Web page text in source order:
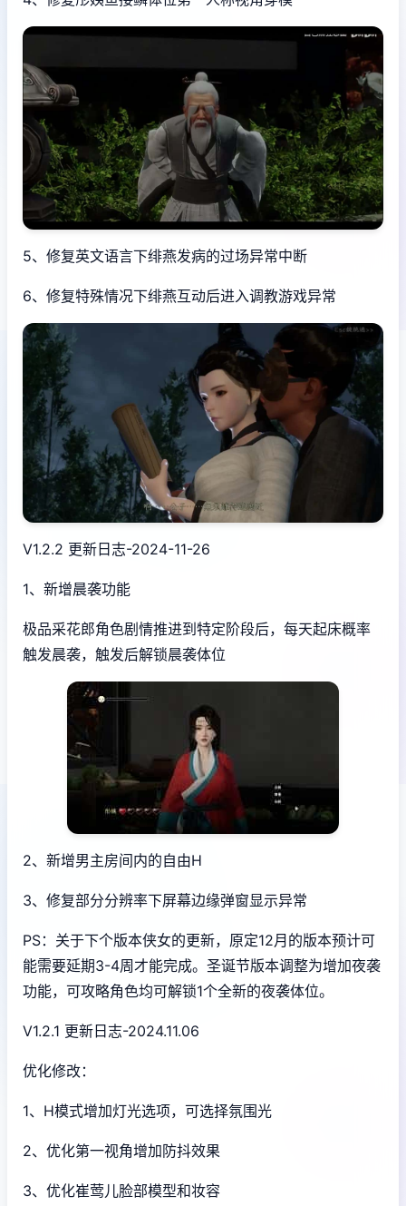
5、修复英文语言下绯燕发病的过场异常中断
6、修复特殊情况下绯燕互动后进入调教游戏异常
V1.2.2 更新日志-2024-11-26
1、新增晨袭功能
极品采花郎角色剧情推进到特定阶段后，每天起床概率
触发晨袭，触发后解锁晨袭体位
2、新增男主房间内的自由H
3、修复部分分辨率下屏幕边缘弹窗显示异常
PS：关于下个版本侠女的更新，原定12月的版本预计可
能需要延期3-4周才能完成。圣诞节版本调整为增加夜袭
功能，可攻略角色均可解锁1个全新的夜袭体位。
V1.2.1 更新日志-2024.11.06
优化修改：
1、H模式增加灯光选项，可选择氛围光
2、优化第一视角增加防抖效果
3、优化崔莺儿脸部模型和妆容